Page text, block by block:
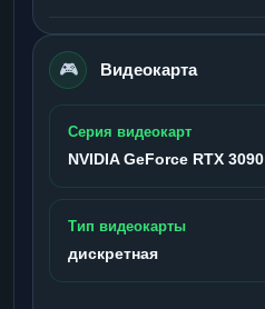
🎮 Видеокарта
Серия видеокарт
NVIDIA GeForce RTX 3090
Тип видеокарты
дискретная